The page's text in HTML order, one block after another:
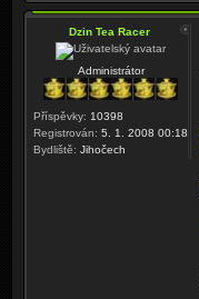
Dzin Tea Racer
Administrátor
Příspěvky: 10398
Registrován: 5. 1. 2008 00:18
Bydliště: Jihočech